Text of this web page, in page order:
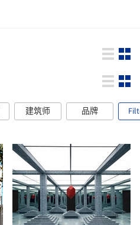
建筑师 品牌